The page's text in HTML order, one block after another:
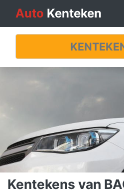
Auto Kenteken
Kentekens van